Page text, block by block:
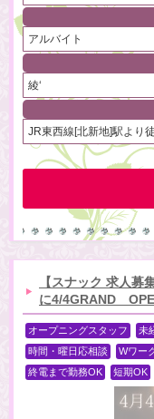
アルバイト
綾‘
JR東西線[北新地]駅より
【スナック 求人
に4/4GRAND
オープニングスタッフ 未
時間・曜日応相談
Wワー
終電まで勤務OK
短期OK